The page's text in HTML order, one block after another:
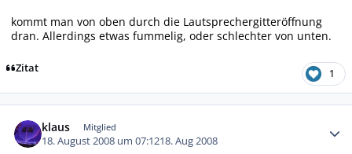
kommt man von oben durch die Lautsprechergitteröffnung
dran. Allerdings etwas fummelig, oder schlechter von unten.
Zitat 1
klaus Mitglied
18. August 2008 um 07:1218. Aug 2008